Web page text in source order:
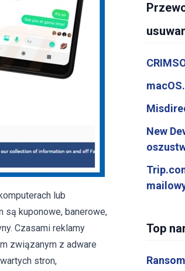
lub
są kuponowe, banerowe,
Czasami reklamy
związanym z adware
stron,
New
Top